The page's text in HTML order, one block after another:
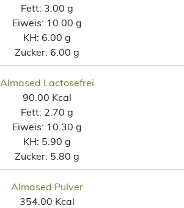
Fett: 3.00 g
Eiweis: 10.00 g
KH: 6.00 g
Zucker: 6.00 g
Almased Lactosefrei
90.00 Kcal
Fett: 2.70 g
Eiweis: 10.30 g
KH: 5.90 g
Zucker: 5.80 g
Almased Pulver
354.00 Kcal